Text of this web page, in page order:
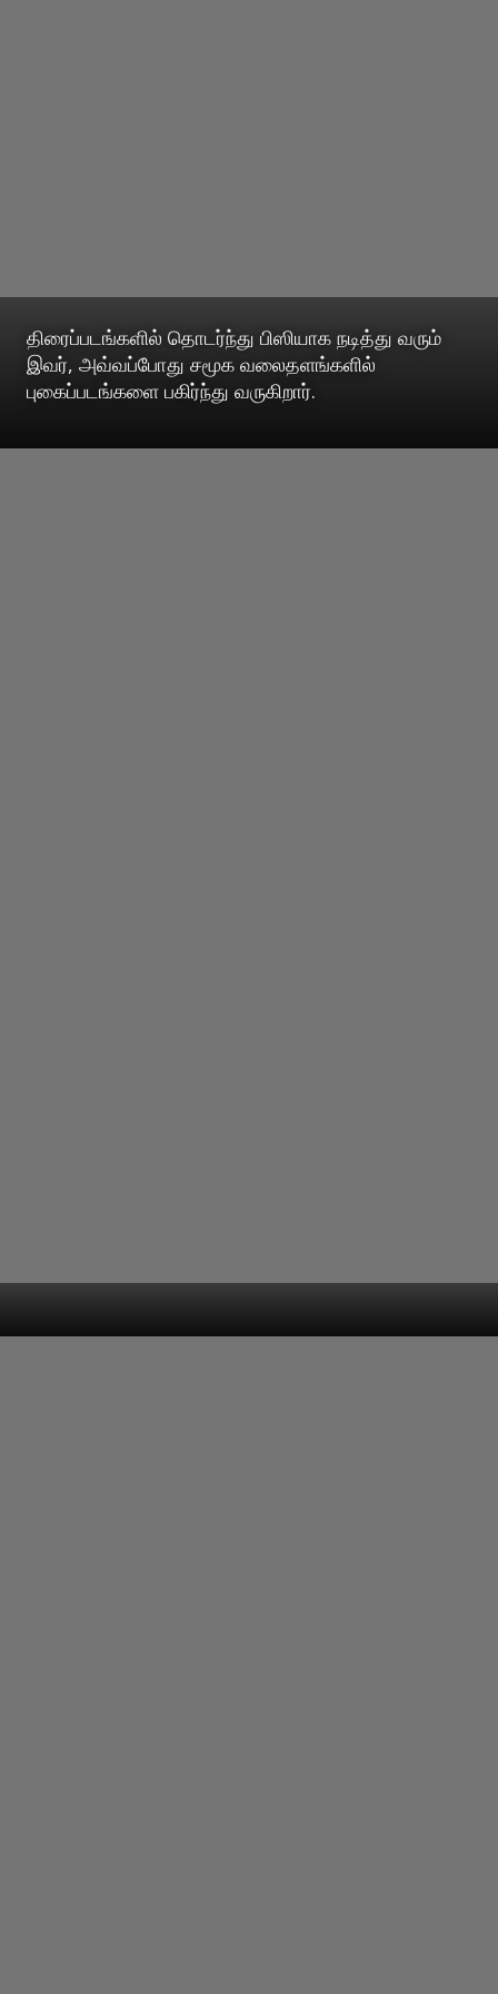
திரைப்படங்களில் தொடர்ந்து பிஸியாக நடித்து வரும்
இவர், அவ்வப்போது சமூக வலைதளங்களில்
புகைப்படங்களை பகிர்ந்து வருகிறார்.